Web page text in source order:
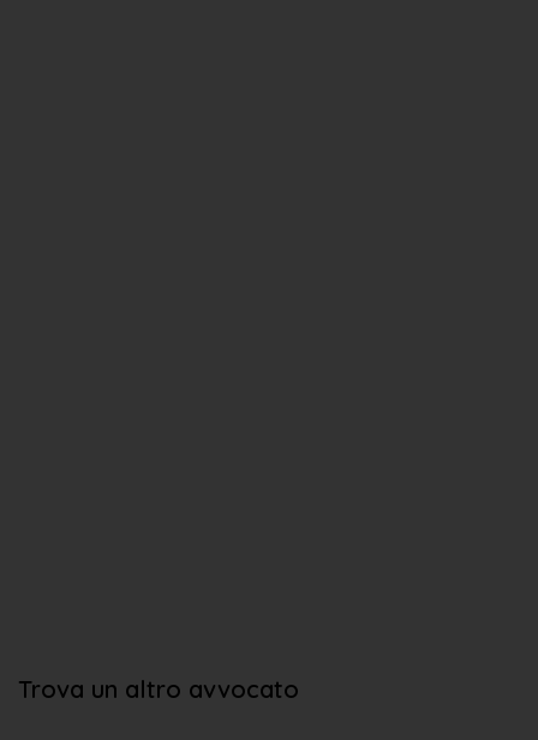
Trova un altro avvocato